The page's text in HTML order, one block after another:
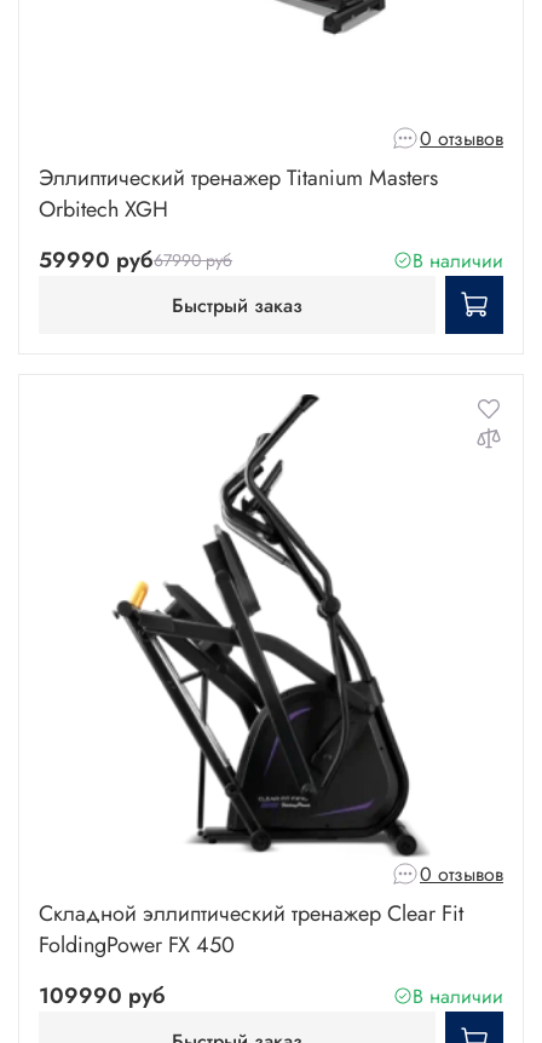
0 отзывов
Эллиптический тренажер Titanium Masters
Orbitech XGH
59990 руб67990 руб
В наличии
Быстрый заказ
0 отзывов
Складной эллиптический тренажер Clear Fit
FoldingPower FX 450
109990 руб
В наличии